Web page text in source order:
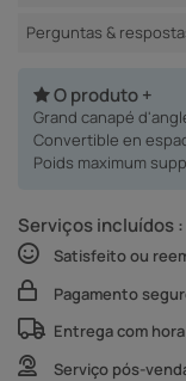
Perguntas &
O produto +
Grand canapé
Convertible en
Poids maximum
Serviços incluídos :
Satisfeito ou
Pagamento
Entrega com
Serviço pós-